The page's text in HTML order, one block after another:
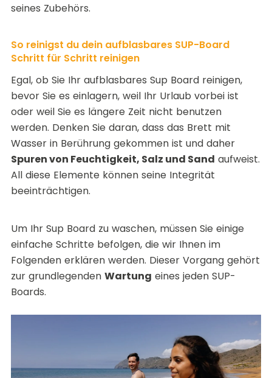
seines Zubehörs.
So reinigst du dein aufblasbares SUP-Board
Schritt für Schritt reinigen
Egal, ob Sie Ihr aufblasbares Sup Board reinigen,
bevor Sie es einlagern, weil Ihr Urlaub vorbei ist
oder weil Sie es längere Zeit nicht benutzen
werden. Denken Sie daran, dass das Brett mit
Wasser in Berührung gekommen ist und daher
Spuren von Feuchtigkeit, Salz und Sand aufweist.
All diese Elemente können seine Integrität
beeinträchtigen.
Um Ihr Sup Board zu waschen, müssen Sie einige
einfache Schritte befolgen, die wir Ihnen im
Folgenden erklären werden. Dieser Vorgang gehört
zur grundlegenden Wartung eines jeden SUP-
Boards.